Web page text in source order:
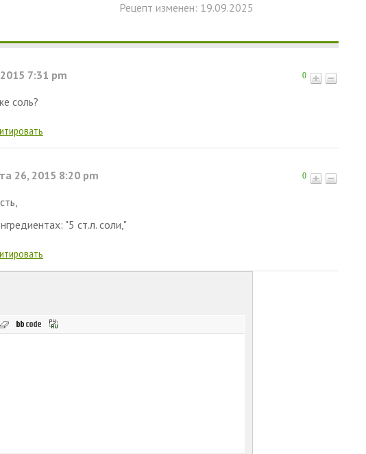
Рецепт изменен: 19.09.2025
0
7:31 pm
соль?
0
26, 2015 8:20 pm
"5 ст.л. соли,"